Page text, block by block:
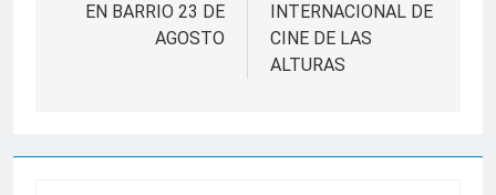
EN BARRIO 23 DE
AGOSTO
INTERNACIONAL DE
CINE DE LAS
ALTURAS